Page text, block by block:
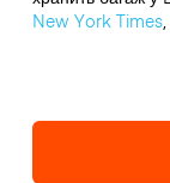
New York Times,